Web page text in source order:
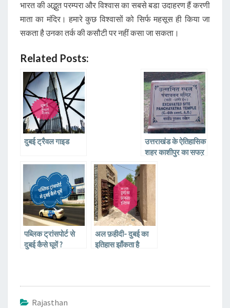
भारत की अद्भुत परम्परा और विश्वास का सबसे बडा उदाहरण हैं करणी
माता का मंदिर। हमारे कुछ विश्वासों को सिर्फ महसूस ही किया जा
सकता है उनका तर्क की कसौटी पर नहीं कसा जा सकता।
Related Posts:
दुबई ट्रैवल गाइड
उत्तराखंड के ऐतिहासिक
शहर काशीपुर का सफऱ
पब्लिक ट्रांसपोर्ट से
दुबई कैसे घूमें ?
अल फ़हीदी- दुबई का
इतिहास झाँकता है
Rajasthan